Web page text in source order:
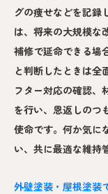
グの痩せなどを記録
は、将来の大規模な
補修で延命できる場
と判断したときは全
フター対応の確認、
を行い、恩返しのつ
使命です。何か気に
い、共に最適な維持
外壁塗装・屋根塗装